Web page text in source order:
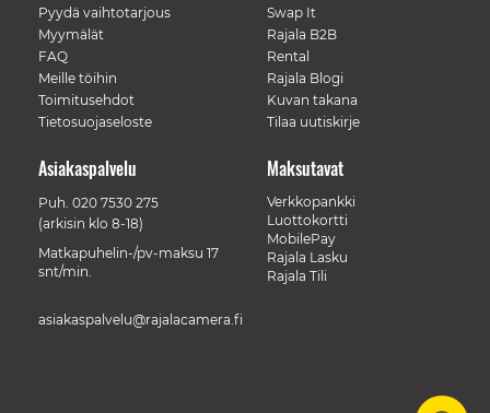
Pyydä vaihtotarjous
Myymälät
FAQ
Meille töihin
Toimitusehdot
Tietosuojaseloste
Swap It
Rajala B2B
Rental
Rajala Blogi
Kuvan takana
Tilaa uutiskirje
Maksutavat
Verkkopankki
Luottokortti
MobilePay
Rajala Lasku
Rajala Tili
Asiakaspalvelu
Puh. 020 7530 275
(arkisin klo 8-18)
Matkapuhelin-/pv-maksu 17
snt/min.
asiakaspalvelu@rajalacamera.fi